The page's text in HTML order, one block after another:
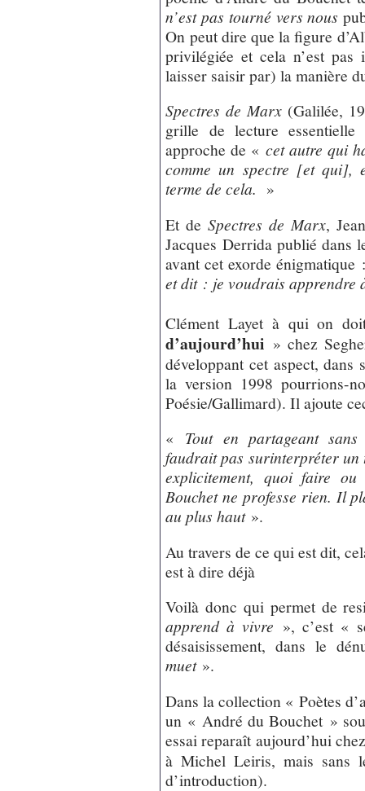
n’est pas tourné vers nous
On peut dire que la figure
privilégiée et cela n’est
laisser saisir par) la manière
Spectres de Marx (Galilée,
grille de lecture
approche de «cet autre qui
comme un spectre [et qui],
terme decela. »
Et deSpectres de Marx,
Jacques Derrida publié dans
avant cet exorde énigmatique
et dit : je voudrais apprendre
Clément Layet à qui on
d’aujourd’hui » chez
développant cet aspect,
la version 1998
Poésie/Gallimard). Il ajoute
« Tout en partageant
faudrait pas surinterpréter
explicitement, quoi faire
Bouchet ne professe rien. Il
au plus haut».
Au travers de ce qui est
est à dire déjà
Voilà donc qui permet de
apprend à vivre », c’est «
désaisissement, dans le
muet».
Dans la collection « Poètes
un « André du Bouchet »
essai reparaît aujourd’hui
à Michel Leiris, mais sans
d’introduction).